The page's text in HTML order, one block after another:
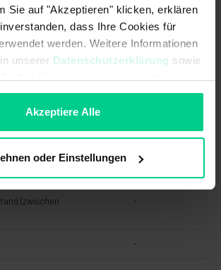
Sie auf "Akzeptieren" klicken, erklären
dass Ihre Cookies für
werden. Weitere Informationen
unserer Datenschutzerklärung sowie
die Verwendung von Cookies hier
Akzeptiere Alle
oder Einstellungen
14119: -
-
Mechanische Daten
-
(zwischen
-
-